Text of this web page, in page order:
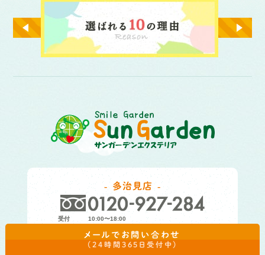
メールでお問い合わせ
（24時間365日受付中）
多治見店
受付
10:00〜18:00
定休日
毎週水曜(お盆・年末年始休業)